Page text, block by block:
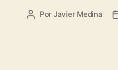
Autor
Por Javier Medina